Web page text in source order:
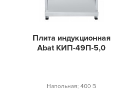
Плита индукционная
Abat КИП-49П-5,0
Напольная; 400 В